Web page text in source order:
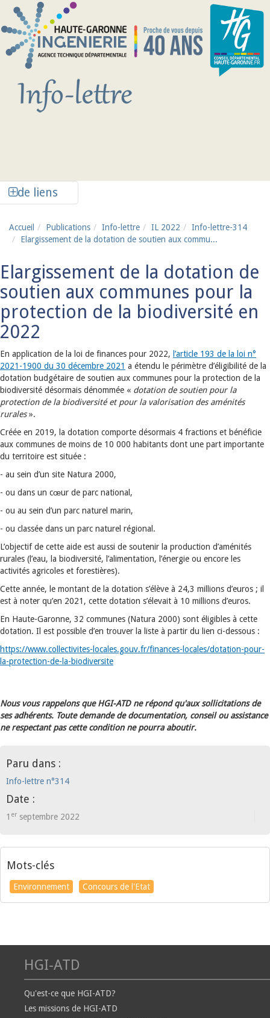
Aller au contenu principal
de liens
Accueil Publications Info-lettre IL 2022
Info-lettre-314
Elargissement de la dotation de soutien aux commu...
Elargissement de la dotation de
soutien aux communes pour la
protection de la biodiversité en
2022
En application de la loi de finances pour 2022, l’article 193 de la loi n°
2021-1900 du 30 décembre 2021 a étendu le périmètre d’éligibilité de la
dotation budgétaire de soutien aux communes pour la protection de la
biodiversité désormais dénommée « dotation de soutien pour la
protection de la biodiversité et pour la valorisation des aménités
rurales».
Créée en 2019, la dotation comporte désormais 4 fractions et bénéficie
aux communes de moins de 10 000 habitants dont une part importante
du territoire est située :
- au sein d’un site Natura 2000,
- ou dans un cœur de parc national,
- ou au sein d’un parc naturel marin,
- ou classée dans un parc naturel régional.
L’objectif de cette aide est aussi de soutenir la production d’aménités
rurales (l’eau, la biodiversité, l’alimentation, l’énergie ou encore les
activités agricoles et forestières).
Cette année, le montant de la dotation s’élève à 24,3 millions d’euros ; il
est à noter qu’en 2021, cette dotation s’élevait à 10 millions d’euros.
En Haute-Garonne, 32 communes (Natura 2000) sont éligibles à cette
dotation. Il est possible d’en trouver la liste à partir du lien ci-dessous :
https://www.collectivites-locales.gouv.fr/finances-locales/dotation-pour-
la-protection-de-la-biodiversite
Nous vous rappelons que HGI-ATD ne répond qu'aux sollicitations de
ses adhérents. Toute demande de documentation, conseil ou assistance
ne respectant pas cette condition ne pourra aboutir.
Paru dans :
Info-lettre n°314
Date :
1 er septembre 2022
Mots-clés
Environnement Concours de l'Etat
HGI-ATD
Qu'est-ce que HGI-ATD?
Les missions de HGI-ATD